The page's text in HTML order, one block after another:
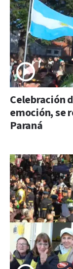
Celebración
emoción, se
Paraná